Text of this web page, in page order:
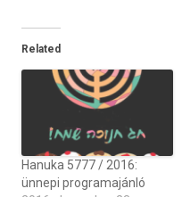
Related
Hanuka 5777 / 2016:
ünnepi programajánló